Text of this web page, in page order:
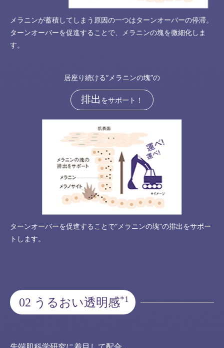
メラニンが蓄積してしまう原因の一つはターンオーバーの停滞。
ターンオーバーを促進することで、メラニンの塊を微細化しま
す。
居座り続ける“メラニンの塊”の
排出 をサポート！
ターンオーバーを促進することで“メラニンの塊”の排出をサポー
トします。
02 うるおい透明感*1